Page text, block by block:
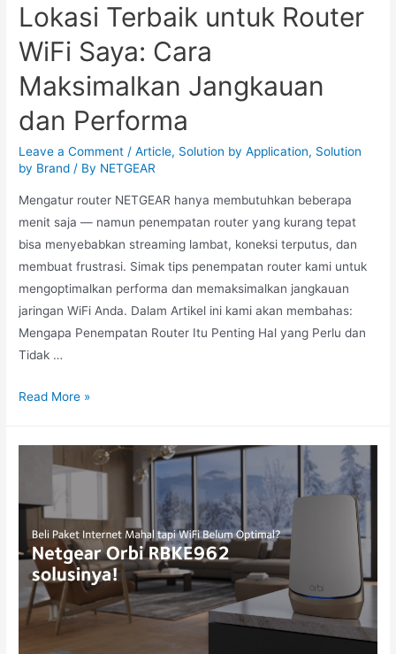
Lokasi Terbaik untuk Router
WiFi Saya: Cara
Maksimalkan Jangkauan
dan Performa
Leave a Comment /Article, Solution by Application, Solution
by Brand / By NETGEAR
Mengatur router NETGEAR hanya membutuhkan beberapa
menit saja — namun penempatan router yang kurang tepat
bisa menyebabkan streaming lambat, koneksi terputus, dan
membuat frustrasi. Simak tips penempatan router kami untuk
mengoptimalkan performa dan memaksimalkan jangkauan
jaringan WiFi Anda. Dalam Artikel ini kami akan membahas:
Mengapa Penempatan Router Itu Penting Hal yang Perlu dan
Tidak …
Read More »